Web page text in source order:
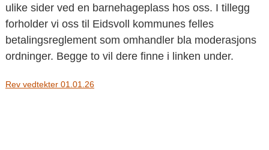
ulike sider ved en barnehageplass hos oss. I tillegg
forholder vi oss til Eidsvoll kommunes felles
betalingsreglement som omhandler bla moderasjons
ordninger. Begge to vil dere finne i linken under.
Rev vedtekter 01.01.26